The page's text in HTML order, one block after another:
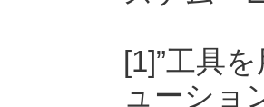
[1]”工具
ューショ